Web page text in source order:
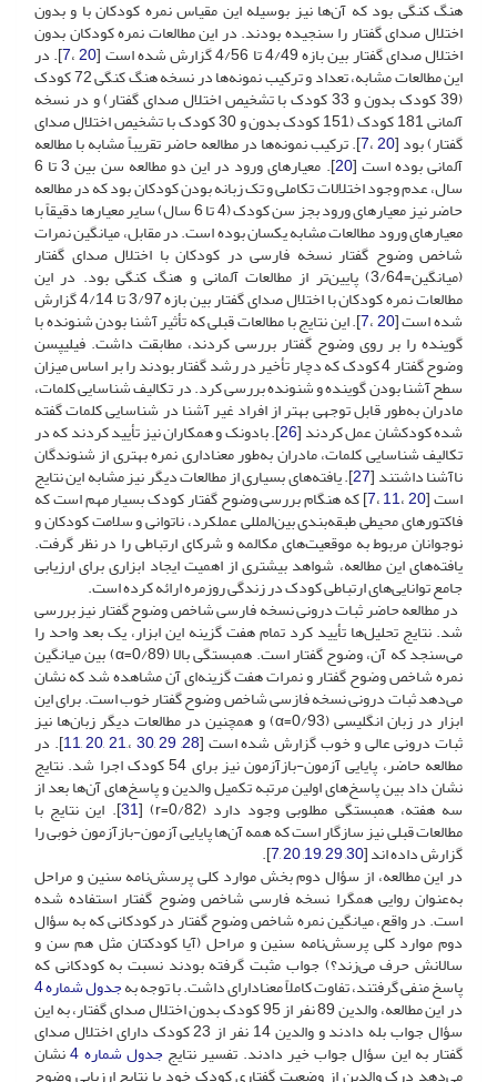
هنگ کنگی بود که آن‌ها نیز بوسیله این مقیاس نمره کودکان با و بدون
اختلال صدای گفتار را سنجیده بودند. در این مطالعات نمره کودکان بدون
اختلال صدای گفتار بین بازه 4/49 تا 4/56 گزارش شده است [ 20،7]. در
این مطالعات مشابه، تعداد و ترکیب نمونه‌ها در نسخه هنگ کنگی 72 کودک
(39 کودک بدون و 33 کودک با تشخیص اختلال صدای گفتار) و در نسخه
آلمانی 181 کودک (151 کودک بدون و 30 کودک با تشخیص اختلال صدای
گفتار) بود [20،7]. ترکیب نمونه‌ها در مطالعه حاضر تقریباً مشابه با مطالعه
آلمانی بوده است [20 ]. معیارهای ورود در این دو مطالعه سن بین 3 تا 6
سال، عدم وجود اختلالات تکاملی و تک زبانه بودن کودکان بود که در مطالعه
حاضر نیز معیارهای ورود بجز سن کودک (4 تا 6 سال) سایر معیارها دقیقاً با
معیارهای ورود مطالعات مشابه یکسان بوده است. در مقابل، میانگین نمرات
شاخص وضوح گفتار نسخه فارسی در کودکان با اختلال صدای گفتار
(میانگین=3/64) پایین‌تر از مطالعات آلمانی و هنگ کنگی بود. در این
مطالعات نمره کودکان با اختلال صدای گفتار بین بازه 3/97 تا 4/14 گزارش
شده است [20،7]. این نتایج با مطالعات قبلی که تأثیر آشنا بودن شنونده با
گوینده را بر روی وضوح گفتار بررسی کردند، مطابقت داشت. فیلیپسن
وضوح گفتار 4 کودک که دچار تأخیر در رشد گفتار بودند را بر اساس میزان
سطح آشنا بودن گوینده و شنونده بررسی کرد. در تکالیف شناسایی کلمات،
مادران به‌طور قابل توجهی بهتر از افراد غیر آشنا در شناسایی کلمات گفته
شده کودکشان عمل کردند [26]. بادونک و همکاران نیز تأیید کردند که در
تکالیف شناسایی کلمات، مادران به‌طور معناداری نمره بهتری از شنوندگان
ناآشنا داشتند [27]. یافته‌های بسیاری از مطالعات دیگر نیز مشابه این نتایج
است [20،11،7] که هنگام بررسی وضوح گفتار کودک بسیار مهم است که
فاکتورهای محیطی طبقه‌بندی بین‌المللی عملکرد، ناتوانی و سلامت کودکان و
نوجوانان مربوط به موقعیت‌های مکالمه و شرکای ارتباطی را در نظر گرفت.
یافته‌های این مطالعه، شواهد بیشتری از اهمیت ایجاد ابزاری برای ارزیابی
جامع توانایی‌های ارتباطی کودک در زندگی روزمره ارائه کرده است.
در مطالعه حاضر ثبات درونی نسخه فارسی شاخص وضوح گفتار نیز بررسی
شد. نتایج تحلیل‌ها تأیید کرد تمام هفت گزینه این ابزار، یک بعد واحد را
می‌سنجد که آن، وضوح گفتار است. همبستگی بالا (0/89=α) بین میانگین
نمره شاخص وضوح گفتار و نمرات هفت گزینه‌ای آن مشاهده شد که نشان
می‌دهد ثبات درونی نسخه فازسی شاخص وضوح گفتار خوب است. برای این
ابزار در زبان انگلیسی (0/93=α) و همچنین در مطالعات دیگر زبان‌ها نیز
ثبات درونی عالی و خوب گزارش شده است [28
,
29
,
30،,21
,
20
,
11]. در
مطالعه حاضر، پایایی آزمون‌-بازآزمون نیز برای 54 کودک اجرا شد. نتایج
نشان داد بین پاسخ‌های اولین مرتبه تکمیل والدین و پاسخ‌های آن‌ها بعد از
سه هفته، همبستگی مطلوبی وجود دارد (0/82=r) [ 31]. این نتایج با
مطالعات قبلی نیز سازگار است که همه آن‌ها پایایی آزمون-بازآزمون خوبی را
گزارش داده اند [30
,
29
,
19
,
20
,
7
].
در این مطالعه، از سؤال دوم بخش موارد کلی پرسش‌نامه سنین و مراحل
به‌عنوان روایی همگرا نسخه فارسی شاخص وضوح گفتار استفاده شده
است. در واقع، میانگین نمره شاخص وضوح گفتار در کودکانی که به سؤال
دوم موارد کلی پرسش‌نامه سنین و مراحل (آیا کودکتان مثل هم سن و
سالانش حرف می‌زند؟) جواب مثبت گرفته بودند نسبت به کودکانی که
پاسخ منفی گرفتند، تفاوت کاملاً معنادارای داشت. با توجه بهجدول شماره 4
در این مطالعه، والدین 89 نفر از 95 کودک بدون اختلال صدای گفتار، به این
سؤال جواب بله دادند و والدین 14 نفر از 23 کودک دارای اختلال صدای
گفتار به این سؤال جواب خیر دادند. تفسیر نتایج جدول شماره 4 نشان